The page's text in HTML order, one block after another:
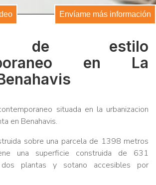
Envíame más información
de estilo
en La
situada en la urbanizacion
en Benahavis.
sobre una parcela de 1398 metros
una superficie construida de 631
plantas y sotano accesibles por